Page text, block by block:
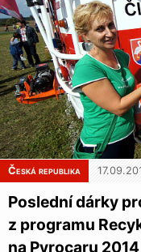
Česká republika
Poslední dárky
z programu
na Pyrocaru 2014